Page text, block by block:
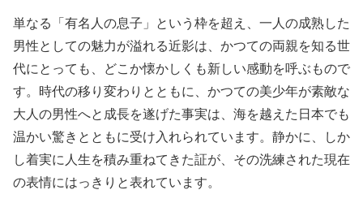
単なる「有名人の息子」という枠を超え、一人の成熟した
男性としての魅力が溢れる近影は、かつての両親を知る世
代にとっても、どこか懐かしくも新しい感動を呼ぶもので
す。時代の移り変わりとともに、かつての美少年が素敵な
大人の男性へと成長を遂げた事実は、海を越えた日本でも
温かい驚きとともに受け入れられています。静かに、しか
し着実に人生を積み重ねてきた証が、その洗練された現在
の表情にはっきりと表れています。